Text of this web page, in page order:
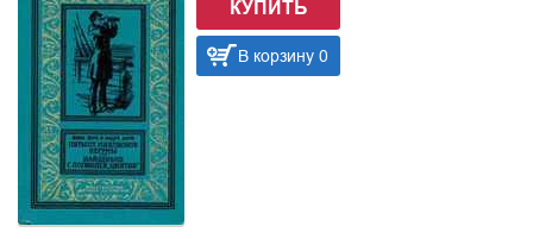
КУПИТЬ
В корзину 0